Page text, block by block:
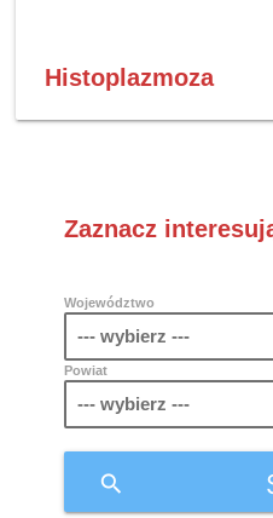
Histoplazmoza
Zaznacz
Województwo
Powiat
search